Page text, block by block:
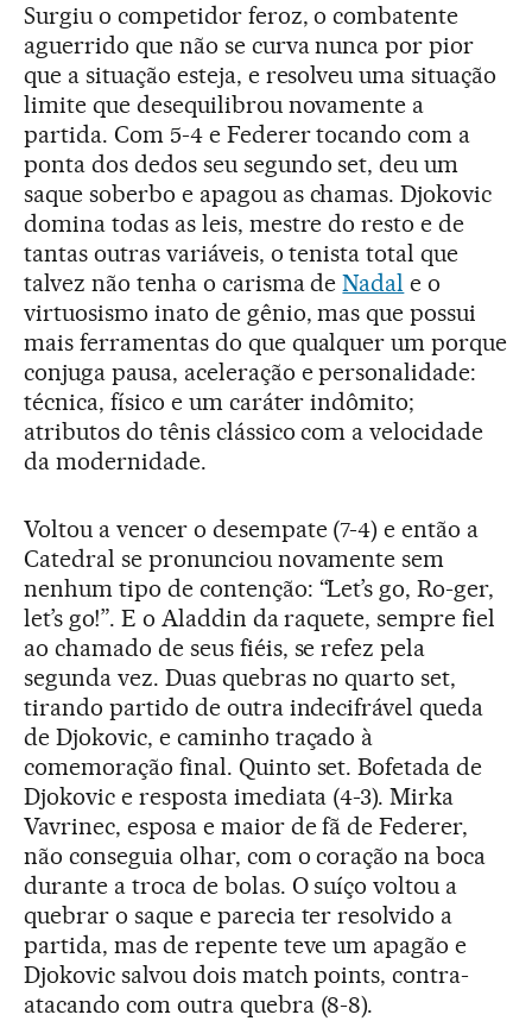
Surgiu o competidor feroz, o combatente
aguerrido que não se curva nunca por pior
que a situação esteja, e resolveu uma situação
limite que desequilibrou novamente a
partida. Com 5-4 e Federer tocando com a
ponta dos dedos seu segundo set, deu um
saque soberbo e apagou as chamas. Djokovic
domina todas as leis, mestre do resto e de
tantas outras variáveis, o tenista total que
talvez não tenha o carisma deNadal e o
virtuosismo inato de gênio, mas que possui
mais ferramentas do que qualquer um porque
conjuga pausa, aceleração e personalidade:
técnica, físico e um caráter indômito;
atributos do tênis clássico com a velocidade
da modernidade.
Voltou a vencer o desempate (7-4) e então a
Catedral se pronunciou novamente sem
nenhum tipo de contenção: “Let’s go, Ro-ger,
let’s go!”. E o Aladdin da raquete, sempre fiel
ao chamado de seus fiéis, se refez pela
segunda vez. Duas quebras no quarto set,
tirando partido de outra indecifrável queda
de Djokovic, e caminho traçado à
comemoração final. Quinto set. Bofetada de
Djokovic e resposta imediata (4-3). Mirka
Vavrinec, esposa e maior de fã de Federer,
não conseguia olhar, com o coração na boca
durante a troca de bolas. O suíço voltou a
quebrar o saque e parecia ter resolvido a
partida, mas de repente teve um apagão e
Djokovic salvou dois match points, contra-
atacando com outra quebra (8-8).